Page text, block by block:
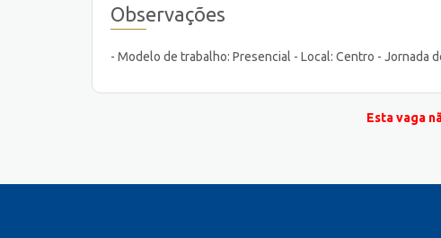
Observações
- Modelo de trabalho: Presencial - Local: Centro - Jornada
Esta vaga